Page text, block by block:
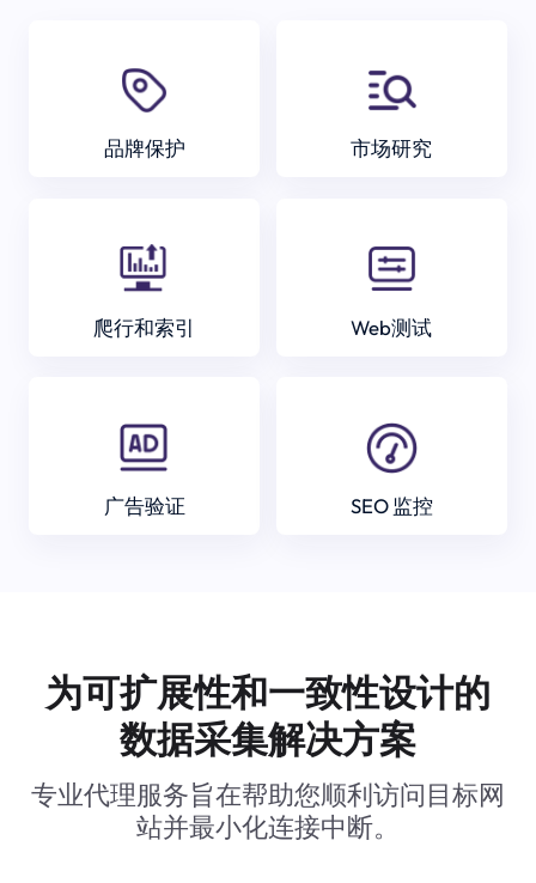
品牌保护 市场研究
爬行和索引 Web测试
广告验证 SEO 监控
为可扩展性和一致性设计的
数据采集解决方案
专业代理服务旨在帮助您顺利访问目标网
站并最小化连接中断。